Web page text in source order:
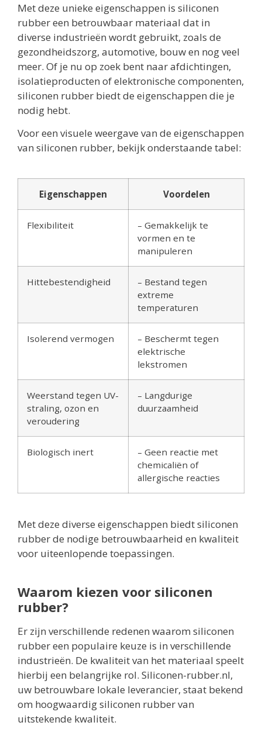
Met deze unieke eigenschappen is siliconen
rubber een betrouwbaar materiaal dat in
diverse industrieën wordt gebruikt, zoals de
gezondheidszorg, automotive, bouw en nog veel
meer. Of je nu op zoek bent naar afdichtingen,
isolatieproducten of elektronische componenten,
siliconen rubber biedt de eigenschappen die je
nodig hebt.
Voor een visuele weergave van de eigenschappen
van siliconen rubber, bekijk onderstaande tabel:
Eigenschappen Voordelen
Flexibiliteit
– Gemakkelijk te
vormen en te
manipuleren
Hittebestendigheid
– Bestand tegen
extreme
temperaturen
Isolerend vermogen
– Beschermt tegen
elektrische
lekstromen
Weerstand tegen UV-
straling, ozon en
veroudering
– Langdurige
duurzaamheid
Biologisch inert
– Geen reactie met
chemicaliën of
allergische reacties
Met deze diverse eigenschappen biedt siliconen
rubber de nodige betrouwbaarheid en kwaliteit
voor uiteenlopende toepassingen.
Waarom kiezen voor siliconen
rubber?
Er zijn verschillende redenen waarom siliconen
rubber een populaire keuze is in verschillende
industrieën. De kwaliteit van het materiaal speelt
hierbij een belangrijke rol. Siliconen-rubber.nl,
uw betrouwbare lokale leverancier, staat bekend
om hoogwaardig siliconen rubber van
uitstekende kwaliteit.